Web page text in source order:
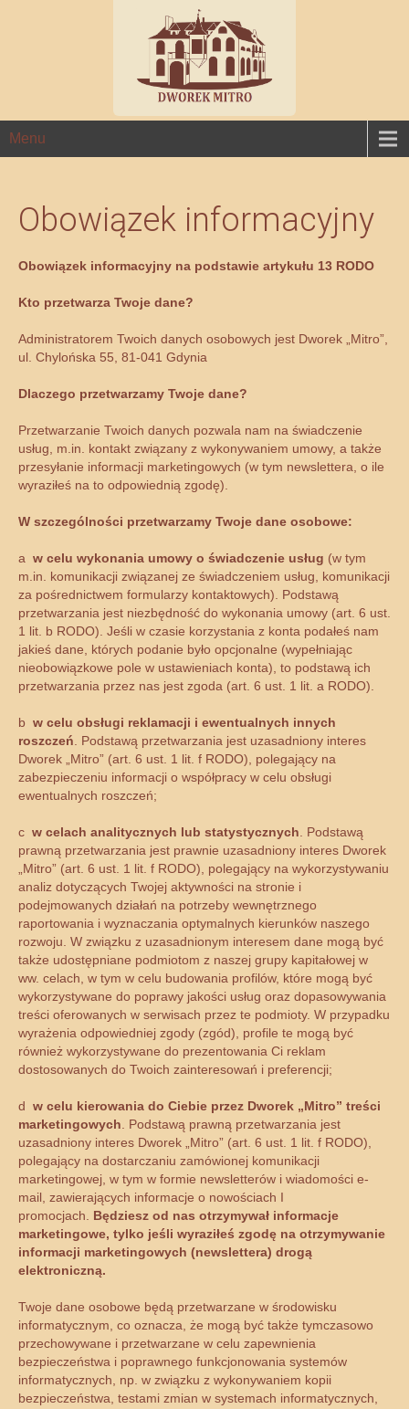
Menu
Obowiązek informacyjny
Obowiązek informacyjny na podstawie artykułu 13 RODO
Kto przetwarza Twoje dane?
Administratorem Twoich danych osobowych jest Dworek „Mitro”,
ul. Chylońska 55, 81-041 Gdynia
Dlaczego przetwarzamy Twoje dane?
Przetwarzanie Twoich danych pozwala nam na świadczenie
usług, m.in. kontakt związany z wykonywaniem umowy, a także
przesyłanie informacji marketingowych (w tym newslettera, o ile
wyraziłeś na to odpowiednią zgodę).
W szczególności przetwarzamy Twoje dane osobowe:
a w celu wykonania umowy o świadczenie usług (w tym
m.in. komunikacji związanej ze świadczeniem usług, komunikacji
za pośrednictwem formularzy kontaktowych). Podstawą
przetwarzania jest niezbędność do wykonania umowy (art. 6 ust.
1 lit. b RODO). Jeśli w czasie korzystania z konta podałeś nam
jakieś dane, których podanie było opcjonalne (wypełniając
nieobowiązkowe pole w ustawieniach konta), to podstawą ich
przetwarzania przez nas jest zgoda (art. 6 ust. 1 lit. a RODO).
b w celu obsługi reklamacji i ewentualnych innych
roszczeń . Podstawą przetwarzania jest uzasadniony interes
Dworek „Mitro” (art. 6 ust. 1 lit. f RODO), polegający na
zabezpieczeniu informacji o współpracy w celu obsługi
ewentualnych roszczeń;
c w celach analitycznych lub statystycznych . Podstawą
prawną przetwarzania jest prawnie uzasadniony interes Dworek
„Mitro” (art. 6 ust. 1 lit. f RODO), polegający na wykorzystywaniu
analiz dotyczących Twojej aktywności na stronie i
podejmowanych działań na potrzeby wewnętrznego
raportowania i wyznaczania optymalnych kierunków naszego
rozwoju. W związku z uzasadnionym interesem dane mogą być
także udostępniane podmiotom z naszej grupy kapitałowej w
ww. celach, w tym w celu budowania profilów, które mogą być
wykorzystywane do poprawy jakości usług oraz dopasowywania
treści oferowanych w serwisach przez te podmioty. W przypadku
wyrażenia odpowiedniej zgody (zgód), profile te mogą być
również wykorzystywane do prezentowania Ci reklam
dostosowanych do Twoich zainteresowań i preferencji;
d w celu kierowania do Ciebie przez Dworek „Mitro” treści
marketingowych . Podstawą prawną przetwarzania jest
uzasadniony interes Dworek „Mitro” (art. 6 ust. 1 lit. f RODO),
polegający na dostarczaniu zamówionej komunikacji
marketingowej, w tym w formie newsletterów i wiadomości e-
mail, zawierających informacje o nowościach I
promocjach. Będziesz od nas otrzymywał informacje
marketingowe, tylko jeśli wyraziłeś zgodę na otrzymywanie
informacji marketingowych (newslettera) drogą
elektroniczną.
Twoje dane osobowe będą przetwarzane w środowisku
informatycznym, co oznacza, że mogą być także tymczasowo
przechowywane i przetwarzane w celu zapewnienia
bezpieczeństwa i poprawnego funkcjonowania systemów
informatycznych, np. w związku z wykonywaniem kopii
bezpieczeństwa, testami zmian w systemach informatycznych,